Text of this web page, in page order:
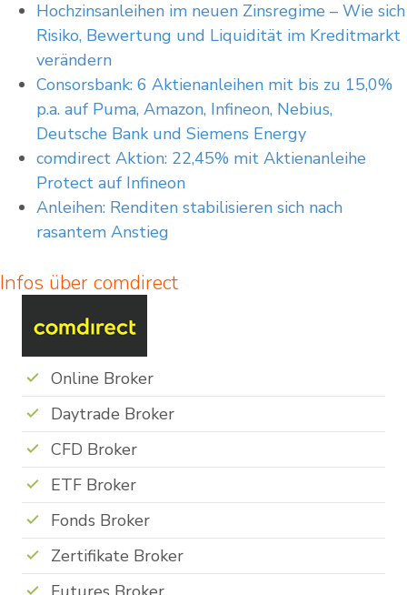
Hoch­zins­an­lei­hen im neu­en Zins­re­gime – Wie sich
Risiko, Bewertung und Liquidität im Kreditmarkt
verändern
Consorsbank: 6 Aktienanleihen mit bis zu 15,0%
p.a. auf Puma, Amazon, Infineon, Nebius,
Deutsche Bank und Siemens Energy
comdirect Aktion: 22,45% mit Aktienanleihe
Protect auf Infineon
Anleihen: Renditen stabilisieren sich nach
rasantem Anstieg
Infos über comdirect
Online Broker
Daytrade Broker
CFD Broker
ETF Broker
Fonds Broker
Zertifikate Broker